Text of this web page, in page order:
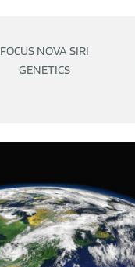
FOCUS NOVA SIRI
GENETICS